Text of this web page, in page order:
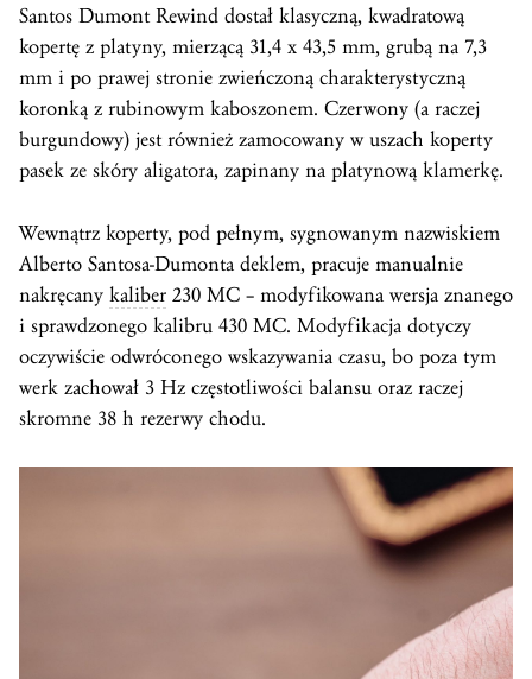
Santos Dumont Rewind dostał klasyczną, kwadratową
kopertę z platyny, mierzącą 31,4 x 43,5 mm, grubą na 7,3
mm i po prawej stronie zwieńczoną charakterystyczną
koronką z rubinowym kaboszonem. Czerwony (a raczej
burgundowy) jest również zamocowany w uszach koperty
pasek ze skóry aligatora, zapinany na platynową klamerkę.
Wewnątrz koperty, pod pełnym, sygnowanym nazwiskiem
Alberto Santosa-Dumonta deklem, pracuje manualnie
nakręcany kaliber 230 MC – modyfikowana wersja znanego
i sprawdzonego kalibru 430 MC. Modyfikacja dotyczy
oczywiście odwróconego wskazywania czasu, bo poza tym
werk zachował 3 Hz częstotliwości balansu oraz raczej
skromne 38 h rezerwy chodu.